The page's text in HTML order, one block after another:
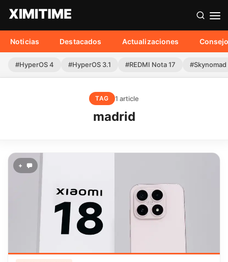
Noticias Destacados Actualizaciones
#HyperOS 4 #HyperOS 3.1 #REDMI Nota 17 #Skynomad
TAG 1 article
madrid
+